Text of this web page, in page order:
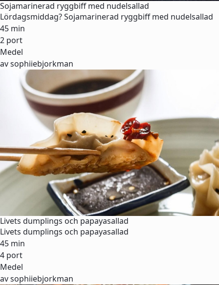
Sojamarinerad ryggbiff med nudelsallad
Lördagsmiddag? Sojamarinerad ryggbiff med nudelsallad
45 min
2 port
Medel
av sophiiebjorkman
Livets dumplings och papayasallad
Livets dumplings och papayasallad
45 min
4 port
Medel
av sophiiebjorkman